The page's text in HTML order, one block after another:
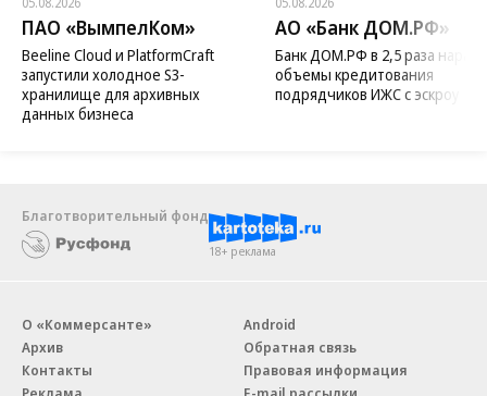
ПАО «ВымпелКом»
Beeline Cloud и PlatformCraft
запустили холодное S3-
хранилище для архивных
данных бизнеса
АО «Банк ДОМ.РФ»
Банк ДОМ.РФ в 2,5 раза
объемы кредитования
подрядчиков ИЖС с эскроу
Благотворительный фонд
18+ реклама
О «Коммерсанте»
Архив
Контакты
Android
Обратная связь
Правовая информация